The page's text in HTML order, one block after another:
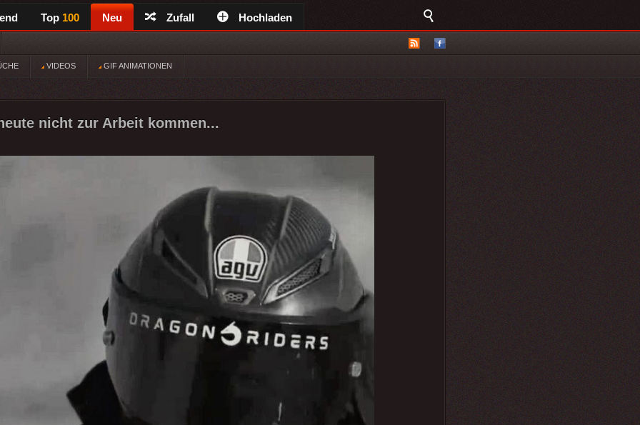
Top 100 Neu Zufall Hochladen
VIDEOS GIF ANIMATIONEN
nicht zur Arbeit kommen...